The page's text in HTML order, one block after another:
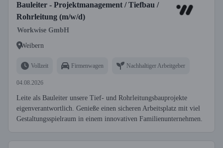
Bauleiter - Projektmanagement / Tiefbau /
Rohrleitung (m/w/d)
Workwise GmbH
Weibern
Vollzeit Firmenwagen Nachhaltiger Arbeitgeber
04.08.2026
Leite als Bauleiter unsere Tief- und Rohrleitungsbauprojekte
eigenverantwortlich. Genieße einen sicheren Arbeitsplatz mit viel
Gestaltungsspielraum in einem innovativen Familienunternehmen.